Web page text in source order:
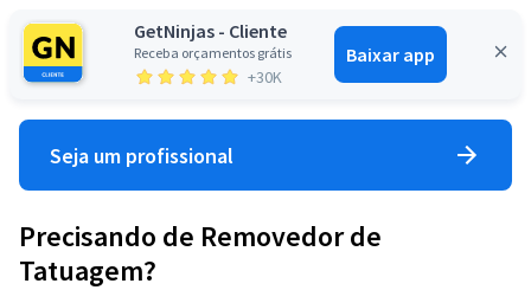
GetNinjas - Cliente
Receba orçamentos grátis
+30K
Baixar app
Entrar
Seja um profissional
Precisando de Removedor de
Tatuagem?